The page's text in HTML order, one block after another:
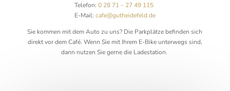
Telefon:0 28 71 – 27 49 115
E-Mail: cafe@gutheidefeld.de
Sie kommen mit dem Auto zu uns? Die Parkplätze befinden sich
direkt vor dem Café. Wenn Sie mit Ihrem E-Bike unterwegs sind,
dann nutzen Sie gerne die Ladestation.